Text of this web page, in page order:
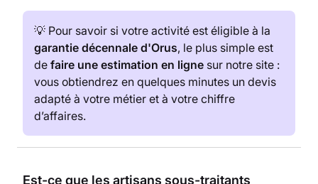
💡 Pour savoir si votre activité est éligible à la
garantie décennale d'Orus, le plus simple est
de faire une estimation en ligne sur notre site :
vous obtiendrez en quelques minutes un devis
adapté à votre métier et à votre chiffre
d’affaires.
Est-ce que les artisans sous-traitants